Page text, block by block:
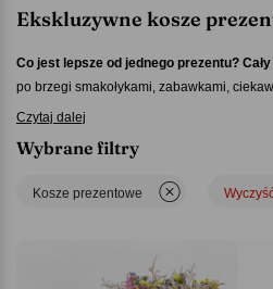
Ekskluzywne kosze
Co jest lepsze od jednego prezentu?
po brzegi smakołykami, zabawkami,
zupełnie innym? Sięgnij po gotowy koszyk
nim znajdzie – i jaką całość ostatecznie
to znakomity pomysł
wszędzie tam, gdzie niezbędny jest
przybrać też bardziej osobistego,
słodyczy, słoiczki z domowymi
Czytaj dalej
Wybrane filtry
Kosze prezentowe